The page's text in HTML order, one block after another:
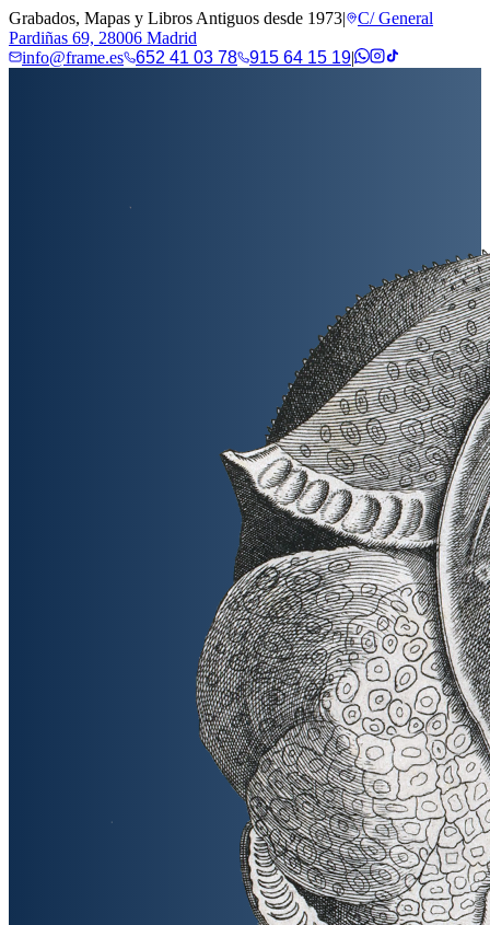
Grabados, Mapas y Libros Antiguos desde 1973|
C/ General
Pardiñas 69, 28006 Madrid
info@frame.es
652 41 03 78 915 64 15 19|